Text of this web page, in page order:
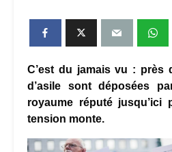
C’est du jamais vu : près
d’asile sont déposées
royaume réputé jusqu’ici
tension monte.